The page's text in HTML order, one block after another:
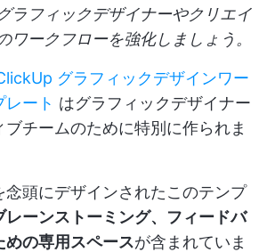
ラフィックデザイナーやクリエイ
ワークフローを強化しましょう。
グラフィックデザインワー
レート はグラフィックデザイナー
チームのために特別に作られま
念頭にデザインされたこのテンプ
レーンストーミング、フィードバ
めの専用スペースが含まれていま